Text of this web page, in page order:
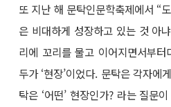
또 지난 해 문탁인문학축제에서 “
은 비대하게 성장하고 있는 것 아
리에 꼬리를 물고 이어지면서부
두가 ‘현장’이었다. 문탁은 각자에
탁은 ‘어떤’ 현장인가? 라는 질문